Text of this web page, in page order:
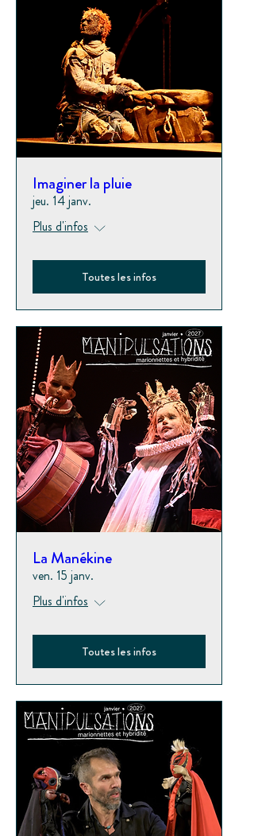
Imaginer la pluie
jeu. 14 janv.
Plus d'infos
Toutes les infos
La Manékine
ven. 15 janv.
Plus d'infos
Toutes les infos